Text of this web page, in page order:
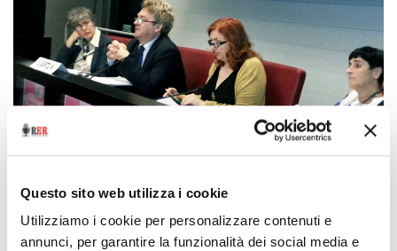
Questo sito web utilizza i cookie
Utilizziamo i cookie per personalizzare contenuti e
annunci, per garantire la funzionalità dei social media e
Intervista a Silvia Bartolini